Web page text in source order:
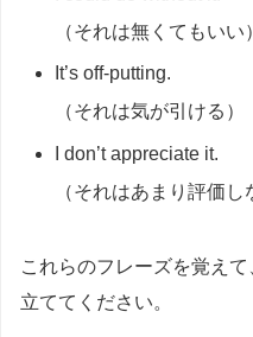
（それは無くてもいい）
It’s off-putting.
（それは気が引ける）
I don’t appreciate it.
（それはあまり評価し
これらのフレーズを覚え
立ててください。